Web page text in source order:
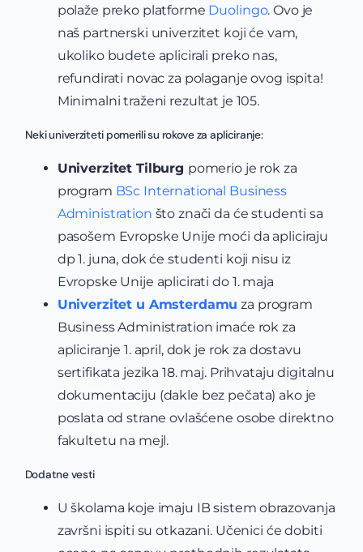
polaže preko platforme Duolingo. Ovo je
naš partnerski univerzitet koji će vam,
ukoliko budete aplicirali preko nas,
refundirati novac za polaganje ovog ispita!
Minimalni traženi rezultat je 105.
Neki univerziteti pomerili su rokove za apliciranje:
Univerzitet Tilburg pomerio je rok za
program BSc International Business
Administration što znači da će studenti sa
pasošem Evropske Unije moći da apliciraju
dp 1. juna, dok će studenti koji nisu iz
Evropske Unije aplicirati do 1. maja
Univerzitet u Amsterdamu za program
Business Administration imaće rok za
apliciranje 1. april, dok je rok za dostavu
sertifikata jezika 18. maj. Prihvataju digitalnu
dokumentaciju (dakle bez pečata) ako je
poslata od strane ovlašćene osobe direktno
fakultetu na mejl.
Dodatne vesti
U školama koje imaju IB sistem obrazovanja
završni ispiti su otkazani. Učenici će dobiti